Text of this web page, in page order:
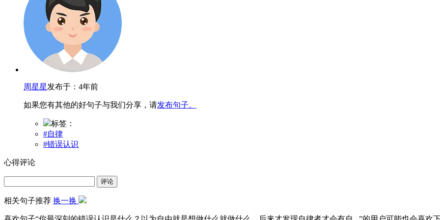
周星星发布于：4年前
如果您有其他的好句子与我们分享，请发布句子。
标签：
#自律
#错误认识
心得评论
评论
相关句子推荐 换一换